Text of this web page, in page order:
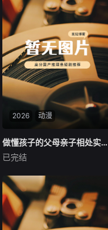
2026 动漫
做懂孩子的父母亲子相处实战课
未知
课程深挖日常育儿痛点，涵盖
情绪管理、平等沟通、共情陪
伴、矛盾化解、正向引导五大
核心内容，摒弃打骂式、说教
式育儿方式，拆解不同年龄段
做懂孩子的父母亲子相处实战课
已完结